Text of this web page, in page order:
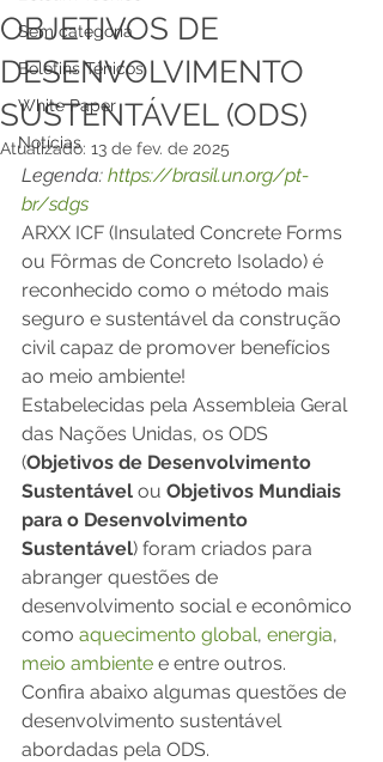
Sem categoria
Boletins Ténicos
White Paper
Notícias
OBJETIVOS DE
DESENVOLVIMENTO
SUSTENTÁVEL (ODS)
Atualizado: 13 de fev. de 2025
Legenda: https://brasil.un.org/pt-
br/sdgs
ARXX ICF (Insulated Concrete Forms
ou Fôrmas de Concreto Isolado) é
reconhecido como o método mais
seguro e sustentável da construção
civil capaz de promover benefícios
ao meio ambiente!
Estabelecidas pela Assembleia Geral
das Nações Unidas, os ODS
(Objetivos de Desenvolvimento
Sustentável ou Objetivos Mundiais
para o Desenvolvimento
Sustentável) foram criados para
abranger questões de
desenvolvimento social e econômico
como aquecimento global, energia,
meio ambiente e entre outros.
Confira abaixo algumas questões de
desenvolvimento sustentável
abordadas pela ODS.